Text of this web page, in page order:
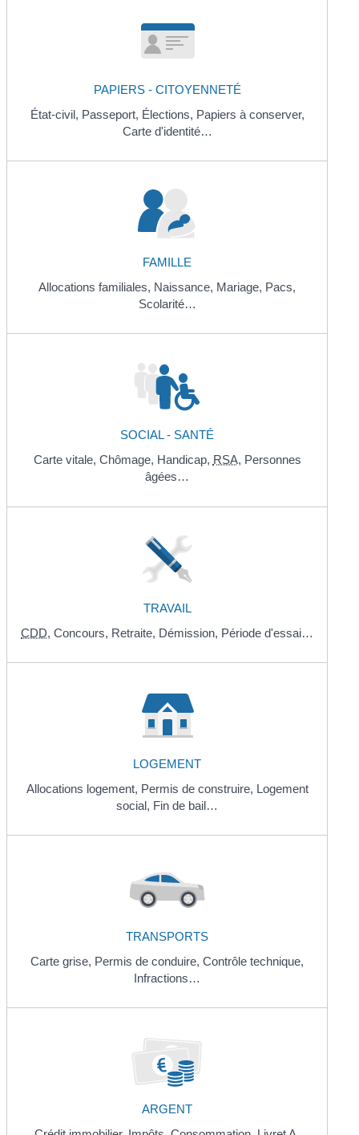
PAPIERS - CITOYENNETÉ
État-civil, Passeport, Élections, Papiers à conserver,
Carte d'identité…
FAMILLE
Allocations familiales, Naissance, Mariage, Pacs,
Scolarité…
SOCIAL - SANTÉ
Carte vitale, Chômage, Handicap, RSA, Personnes
âgées…
TRAVAIL
CDD, Concours, Retraite, Démission, Période d'essai…
LOGEMENT
Allocations logement, Permis de construire, Logement
social, Fin de bail…
TRANSPORTS
Carte grise, Permis de conduire, Contrôle technique,
Infractions…
ARGENT